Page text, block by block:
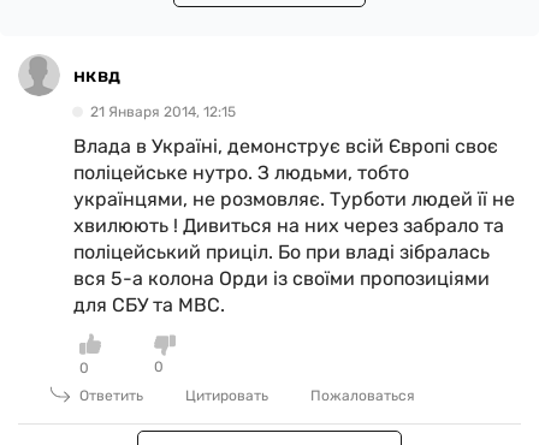
нквд
21 Января 2014, 12:15
Влада в Україні, демонструє всій Європі своє
поліцейське нутро. З людьми, тобто
українцями, не розмовляє. Турботи людей її не
хвилюють ! Дивиться на них через забрало та
поліцейський приціл. Бо при владі зібралась
вся 5-а колона Орди із своїми пропозиціями
для СБУ та МВС.
0
0
Ответить
Цитировать Пожаловаться